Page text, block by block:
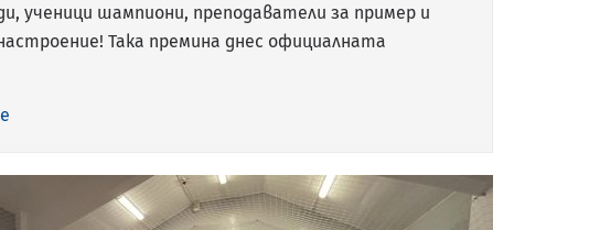
ученици шампиони, преподаватели за пример и
Така премина днес официалната